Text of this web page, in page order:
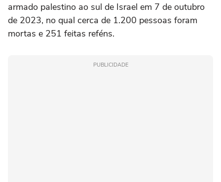
armado palestino ao sul de Israel em 7 de outubro
de 2023, no qual cerca de 1.200 pessoas foram
mortas e 251 feitas reféns.
PUBLICIDADE